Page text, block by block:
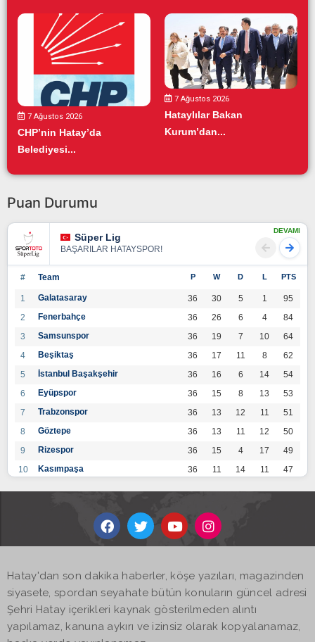
7 Ağustos 2026
CHP’nin Hatay’da
Belediyesi...
7 Ağustos 2026
Hataylılar Bakan
Kurum’dan...
Puan Durumu
Süper Lig
BAŞARILAR HATAYSPOR!
DEVAMI
# Team P W D L PTS
1 Galatasaray 36 30 5 1
95
2
Fenerbahçe 36 26 6 4
84
3
Samsunspor 36 19 7 10
64
4
Beşiktaş 36 17 11 8
62
5
İstanbul Başakşehir 36 16 6 14
54
6
Eyüpspor 36 15 8 13
53
7
Trabzonspor 36 13 12 11
51
8
Göztepe 36 13 11 12
50
9
Rizespor 36 15 4 17
49
10
Kasımpaşa 36 11 14 11
47
36 12
14
Kayserispor 36 11 12 13
45
17
Hatayspor 36
Hatay'dan son dakika haberler, köşe yazıları, magazinden
siyasete, spordan seyahate bütün konuların güncel adresi
Şehri Hatay içerikleri kaynak gösterilmeden alıntı
yapılamaz, kanuna aykırı ve izinsiz olarak kopyalanamaz,